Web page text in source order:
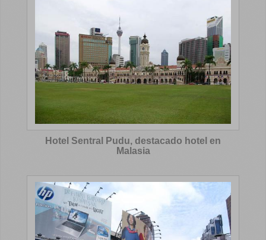
Hotel Sentral Pudu, destacado hotel en
Malasia